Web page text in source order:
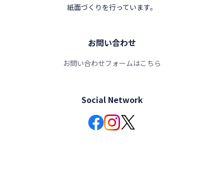
紙面づくりを行っています。
お問い合わせ
お問い合わせフォームはこちら
Social Network